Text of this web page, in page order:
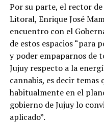
Por su parte, el rector
Litoral, Enrique José
encuentro con el
de estos espacios “para
y poder empaparnos de
Jujuy respecto a la
cannabis, es decir
habitualmente en el
gobierno de Jujuy lo
aplicado”.